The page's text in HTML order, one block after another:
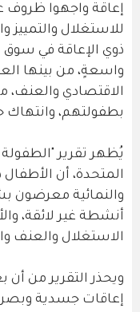
إعاقة واجهوا ظروف
للاستغلال والتمييز
ذوي الإعاقة في
واسعةٍ، من بينها
الاقتصادي
بطفولتهم،
يُظهر تقرير "الطفولة
المتحدة، أن
والنمائية معرضون
أنشطة غير لائقة،
الاستغلال والعنف
ويحذر التقرير من
إعاقات جسدية